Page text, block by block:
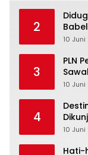
2
10
3
‎PLN
10
4
Akhir
10
‎Hati-